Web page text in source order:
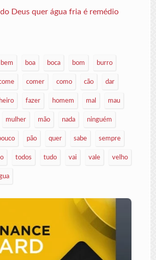
Deus quer água fria é remédio
bem boa boca bom burro
comer como cão dar
fazer homem mal mau
mulher mão nada ninguém
pão quer sabe sempre
todos tudo vai vale velho